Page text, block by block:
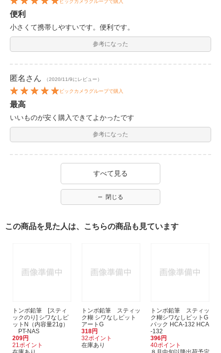
便利
小さくて携帯しやすいです。便利です。
参考になった
匿名 さん （2020/11/9にレビュー）
ビックカメラグループで購入
最高
いいものが安く購入できてよかったです
参考になった
すべて見る
閉じる
この商品を見た人は、こちらの商品も見ています
トンボ鉛筆 [スティ
ックのり] シワなしピ
ットN（内容量21g）
PT-NAS
209円
21ポイント
トンボ鉛筆 スティッ
ク糊 シワなしピット
アートG
318円
32ポイント
在庫あり
トンボ鉛筆 スティッ
ク糊シワなしピットG
パック HCA-132 HCA
-132
396円
40ポイント